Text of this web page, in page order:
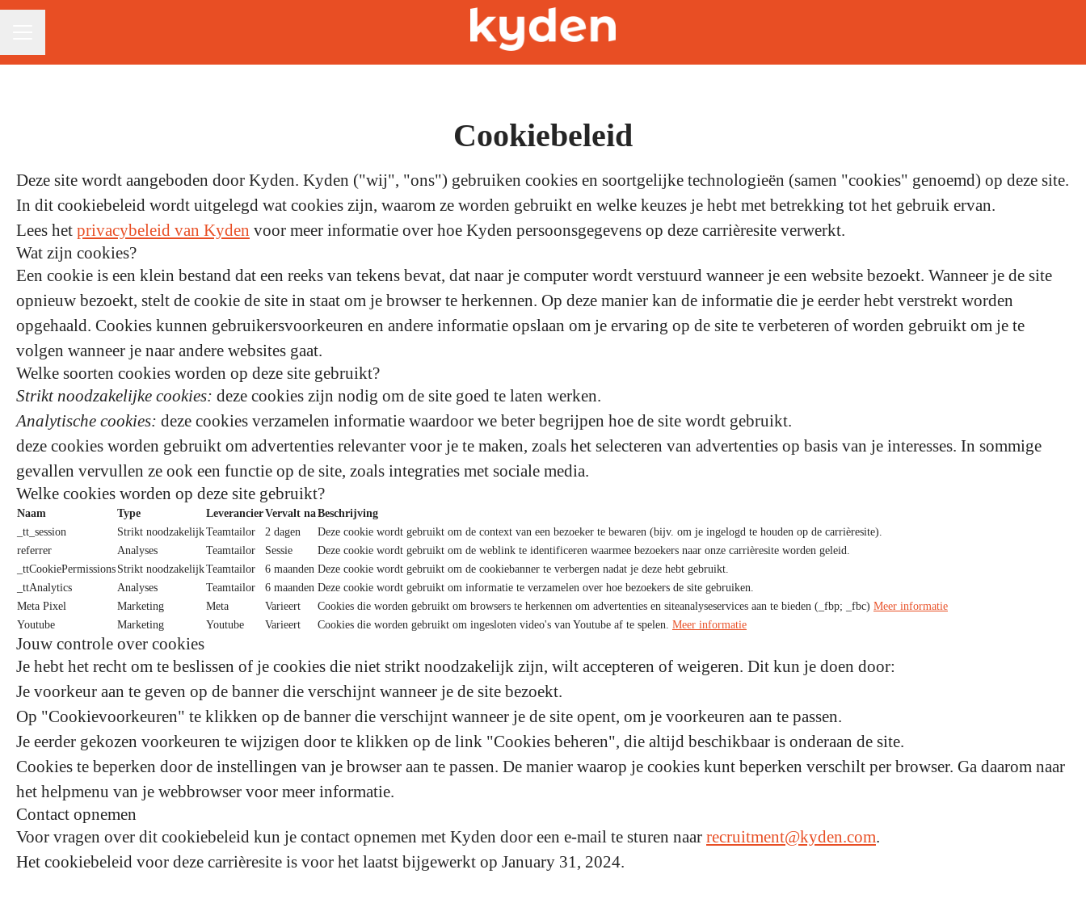
Cookiebeleid
Deze site wordt aangeboden door Kyden. Kyden ("wij", "ons") gebruiken cookies en soortgelijke technologieën (samen "cookies" genoemd) op deze site.
In dit cookiebeleid wordt uitgelegd wat cookies zijn, waarom ze worden gebruikt en welke keuzes je hebt met betrekking tot het gebruik ervan.
Lees het privacybeleid van Kyden voor meer informatie over hoe Kyden persoonsgegevens op deze carrièresite verwerkt.
Wat zijn cookies?
Een cookie is een klein bestand dat een reeks van tekens bevat, dat naar je computer wordt verstuurd wanneer je een website bezoekt. Wanneer je de site
opnieuw bezoekt, stelt de cookie de site in staat om je browser te herkennen. Op deze manier kan de informatie die je eerder hebt verstrekt worden
opgehaald. Cookies kunnen gebruikersvoorkeuren en andere informatie opslaan om je ervaring op de site te verbeteren of worden gebruikt om je te
volgen wanneer je naar andere websites gaat.
Welke soorten cookies worden op deze site gebruikt?
Strikt noodzakelijke cookies: deze cookies zijn nodig om de site goed te laten werken.
Analytische cookies: deze cookies verzamelen informatie waardoor we beter begrijpen hoe de site wordt gebruikt.
deze cookies worden gebruikt om advertenties relevanter voor je te maken, zoals het selecteren van advertenties op basis van je interesses. In sommige
gevallen vervullen ze ook een functie op de site, zoals integraties met sociale media.
Welke cookies worden op deze site gebruikt?
Naam Type LeverancierVervalt naBeschrijving
_tt_session
Strikt noodzakelijkTeamtailor 2 dagen
Deze cookie wordt gebruikt om de context van een bezoeker te bewaren (bijv. om je ingelogd te houden op de carrièresite).
referrer
Analyses Teamtailor Sessie
Deze cookie wordt gebruikt om de weblink te identificeren waarmee bezoekers naar onze carrièresite worden geleid.
_ttCookiePermissions Strikt noodzakelijkTeamtailor 6 maanden Deze cookie wordt gebruikt om de cookiebanner te verbergen nadat je deze hebt gebruikt.
_ttAnalytics
Analyses Teamtailor 6 maanden Deze cookie wordt gebruikt om informatie te verzamelen over hoe bezoekers de site gebruiken.
Meta Pixel
Marketing Meta Varieert Cookies die worden gebruikt om browsers te herkennen om advertenties en siteanalyseservices aan te bieden (_fbp; _fbc) Meer informatie
Youtube
Marketing Youtube Varieert Cookies die worden gebruikt om ingesloten video's van Youtube af te spelen. Meer informatie
Jouw controle over cookies
Je hebt het recht om te beslissen of je cookies die niet strikt noodzakelijk zijn, wilt accepteren of weigeren. Dit kun je doen door:
Je voorkeur aan te geven op de banner die verschijnt wanneer je de site bezoekt.
Op "Cookievoorkeuren" te klikken op de banner die verschijnt wanneer je de site opent, om je voorkeuren aan te passen.
Je eerder gekozen voorkeuren te wijzigen door te klikken op de link "Cookies beheren", die altijd beschikbaar is onderaan de site.
Cookies te beperken door de instellingen van je browser aan te passen. De manier waarop je cookies kunt beperken verschilt per browser. Ga daarom naar
het helpmenu van je webbrowser voor meer informatie.
Contact opnemen
Voor vragen over dit cookiebeleid kun je contact opnemen met Kyden door een e-mail te sturen naar recruitment@kyden.com.
Het cookiebeleid voor deze carrièresite is voor het laatst bijgewerkt op January 31, 2024.